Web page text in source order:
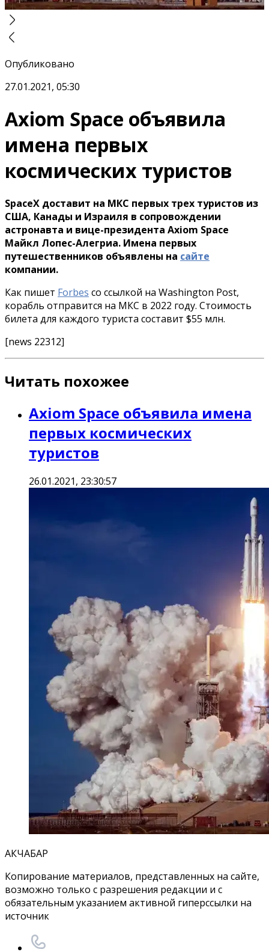
Опубликовано
27.01.2021, 05:30
Axiom Space объявила
имена первых
космических туристов
SpaceX доставит на МКС первых трех туристов из
США, Канады и Израиля в сопровождении
астронавта и вице-президента Axiom Space
Майкл Лопес-Алегриа. Имена первых
путешественников объявлены на сайте
компании.
Как пишет Forbes со ссылкой на Washington Post,
корабль отправится на МКС в 2022 году. Стоимость
билета для каждого туриста составит $55 млн.
[news 22312]
Читать похожее
Axiom Space объявила имена
первых космических
туристов
26.01.2021, 23:30:57
АКЧАБАР
Копирование материалов, представленных на сайте,
возможно только с разрешения редакции и с
обязательным указанием активной гиперссылки на
источник